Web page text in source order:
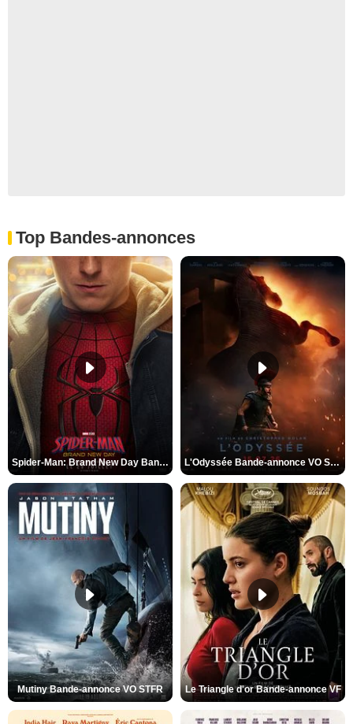
Top Bandes-annonces
Spider-Man: Brand New Day Bande-annonce VO STFR L'Odyssée Bande-annonce VO STFR
Mutiny Bande-annonce VO STFR Le Triangle d'or Bande-annonce VF